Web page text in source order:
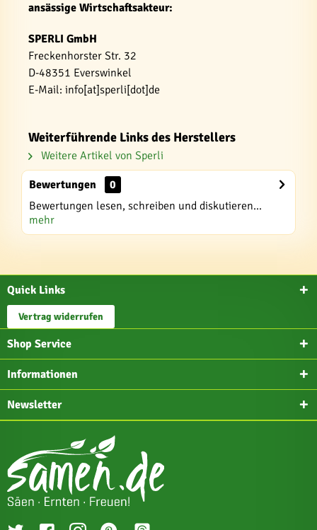
ansässige Wirtschaftsakteur:
SPERLI GmbH
Freckenhorster Str. 32
D-48351 Everswinkel
E-Mail: info[at]sperli[dot]de
Weiterführende Links des Herstellers
Weitere Artikel von Sperli
Bewertungen
0
Bewertungen lesen, schreiben und diskutieren...
mehr
Quick Links
Vertrag widerrufen
Shop Service
Informationen
Newsletter